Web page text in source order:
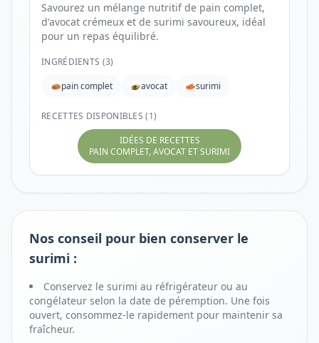
Savourez un mélange nutritif de pain complet,
d'avocat crémeux et de surimi savoureux, idéal
pour un repas équilibré.
INGRÉDIENTS (3)
pain complet
avocat surimi
RECETTES DISPONIBLES (1)
IDÉES DE RECETTES
PAIN COMPLET, AVOCAT ET SURIMI
Nos conseil pour bien conserver le
surimi :
Conservez le surimi au réfrigérateur ou au
congélateur selon la date de péremption. Une fois
ouvert, consommez-le rapidement pour maintenir sa
fraîcheur.